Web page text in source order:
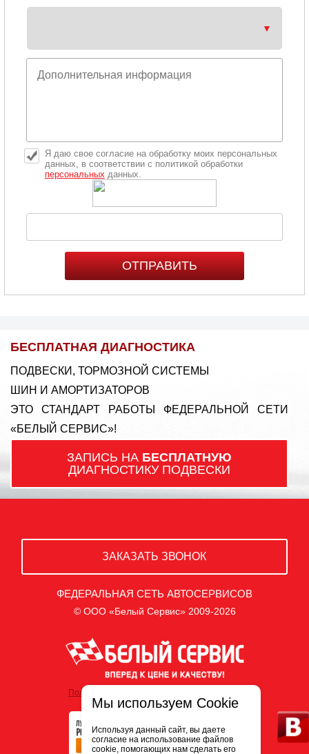
Я даю свое согласие на обработку моих персональных
данных, в соответствии с политикой обработки
персональных данных.
БЕСПЛАТНАЯ ДИАГНОСТИКА
ПОДВЕСКИ, ТОРМОЗНОЙ СИСТЕМЫ
ШИН И АМОРТИЗАТОРОВ
ЭТО СТАНДАРТ РАБОТЫ ФЕДЕРАЛЬНОЙ СЕТИ
«БЕЛЫЙ СЕРВИС»!
ЗАПИСЬ НА БЕСПЛАТНУЮ
ДИАГНОСТИКУ ПОДВЕСКИ
ЗАКАЗАТЬ ЗВОНОК
ФЕДЕРАЛЬНАЯ СЕТЬ АВТОСЕРВИСОВ
© ООО «Белый Сервис» 2009-2026
Политика обработки персональных данных
Мы используем Cookie
Используя данный сайт, вы даете
согласие на использование файлов
cookie, помогающих нам сделать его